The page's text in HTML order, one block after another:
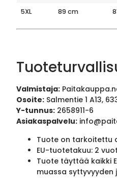
5XL
89 cm
Valmistaja:
Osoite: Salmentie 1 A13,
Y-tunnus: 2658911-6
Asiakaspalvelu:
Tuote on tarkoitettu
EU-tuotetakuu: 2
Tuote täyttää kaikki
muassa syttyvyyden